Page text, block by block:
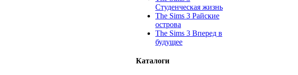
Студенческая жизнь
The Sims 3 Райские
острова
The Sims 3 Вперед в
будущее
Каталоги